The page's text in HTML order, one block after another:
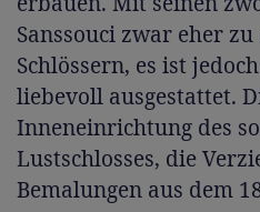
Sanssouci zwar eher
Schlössern, es ist
liebevoll ausgestattet.
Inneneinrichtung des
Lustschlosses, die
Bemalungen aus dem